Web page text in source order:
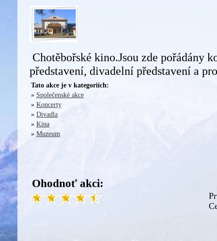
Chotěbořské kino.Jsou zde pořádány
představení, divadelní představení a
Tato akce je v kategoriích:
» Společenské akce
» Koncerty
» Divadla
» Kina
» Muzeum
Ohodnoť akci: